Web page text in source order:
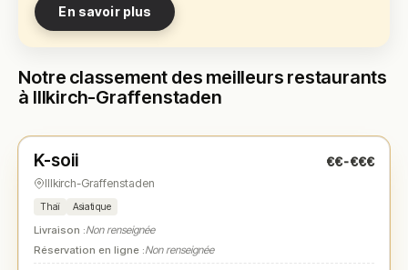
En savoir plus
Notre classement des meilleurs restaurants
à Illkirch-Graffenstaden
★ N° 1
K-soii €€-€€€
Illkirch-Graffenstaden
Thaï Asiatique
Livraison :Non renseignée
Réservation en ligne :Non renseignée